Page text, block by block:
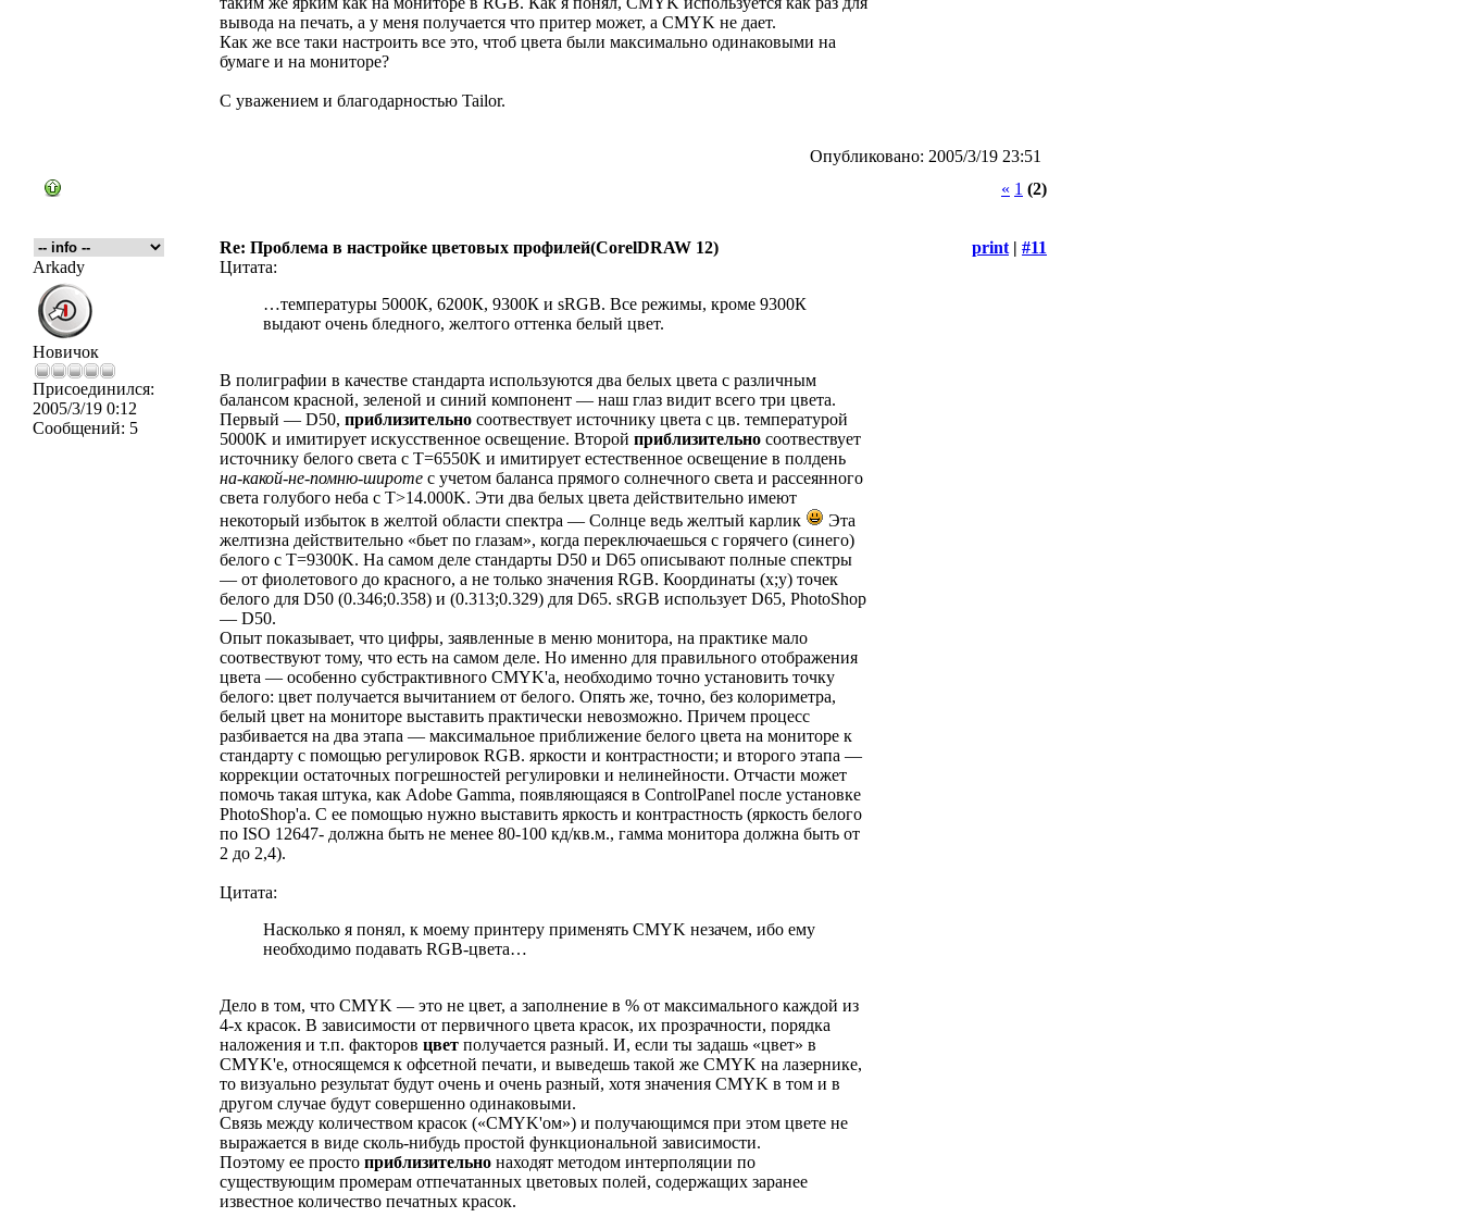
вывода на печать, а у меня получается что притер может, а CMYK не дает.
Как же все таки настроить все это, чтоб цвета были максимально одинаковыми на
бумаге и на мониторе?
С уважением и благодарностью Tailor.
Опубликовано: 2005/3/19 23:51
« 1 (2)
Re: Проблема в настройке цветовых профилей(CorelDRAW 12) print | #11
Arkady
Новичок
Присоединился:
2005/3/19 0:12
Сообщений: 5
Цитата:
…температуры 5000К, 6200К, 9300К и sRGB. Все режимы, кроме 9300К
выдают очень бледного, желтого оттенка белый цвет.
В полиграфии в качестве стандарта используются два белых цвета с различным
балансом красной, зеленой и синий компонент — наш глаз видит всего три цвета.
Первый — D50, приблизительно соотвествует источнику цвета с цв. температурой
5000K и имитирует искусственное освещение. Второй приблизительно соотвествует
источнику белого света c Т=6550K и имитирует естественное освещение в полдень
на-какой-не-помню-широте с учетом баланса прямого солнечного света и рассеянного
света голубого неба с T>14.000K. Эти два белых цвета действительно имеют
некоторый избыток в желтой области спектра — Солнце ведь желтый карлик
Эта
желтизна действительно «бьет по глазам», когда переключаешься с горячего (синего)
белого с T=9300K. На самом деле стандарты D50 и D65 описывают полные спектры
— от фиолетового до красного, а не только значения RGB. Координаты (x;y) точек
белого для D50 (0.346;0.358) и (0.313;0.329) для D65. sRGB использует D65, PhotoShop
— D50.
Опыт показывает, что цифры, заявленные в меню монитора, на практике мало
соотвествуют тому, что есть на самом деле. Но именно для правильного отображения
цвета — особенно субстрактивного CMYK'а, необходимо точно установить точку
белого: цвет получается вычитанием от белого. Опять же, точно, без колориметра,
белый цвет на мониторе выставить практически невозможно. Причем процесс
разбивается на два этапа — максимальное приближение белого цвета на мониторе к
стандарту с помощью регулировок RGB. яркости и контрастности; и второго этапа —
коррекции остаточных погрешностей регулировки и нелинейности. Отчасти может
помочь такая штука, как Adobe Gammа, появляющаяся в ControlPanel после установке
PhotoShop'а. С ее помощью нужно выставить яркость и контрастность (яркость белого
по ISO 12647- должна быть не менее 80-100 кд/кв.м., гамма монитора должна быть от
2 до 2,4).
Цитата:
Насколько я понял, к моему принтеру применять CMYK незачем, ибо ему
необходимо подавать RGB-цвета…
Дело в том, что CMYK — это не цвет, а заполнение в % от максимального каждой из
4-х красок. В зависимости от первичного цвета красок, их прозрачности, порядка
наложения и т.п. факторов цвет получается разный. И, если ты задашь «цвет» в
CMYK'е, относящемся к офсетной печати, и выведешь такой же CMYK на лазернике,
то визуально результат будут очень и очень разный, хотя значения CMYK в том и в
другом случае будут совершенно одинаковыми.
Связь между количеством красок («CMYK'ом») и получающимся при этом цвете не
выражается в виде сколь-нибудь простой функциональной зависимости.
Поэтому ее просто приблизительно находят методом интерполяции по
существующим промерам отпечатанных цветовых полей, содержащих заранее
известное количество печатных красок.